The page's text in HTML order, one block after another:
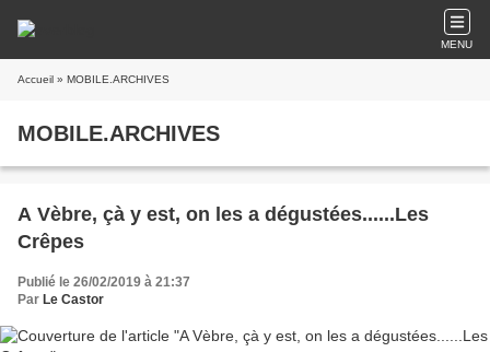
MENU
Accueil » MOBILE.ARCHIVES
MOBILE.ARCHIVES
A Vèbre, çà y est, on les a dégustées......Les
Crêpes
Publié le 26/02/2019 à 21:37
Par Le Castor